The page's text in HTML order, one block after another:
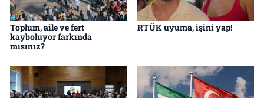
Toplum, aile ve fert
kayboluyor farkında
mısınız?
RTÜK uyuma, işini yap!